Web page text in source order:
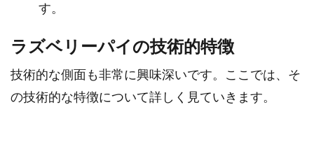
す。
ラズベリーパイの技術的特徴
技術的な側面も非常に興味深いです。ここでは、そ
の技術的な特徴について詳しく見ていきます。